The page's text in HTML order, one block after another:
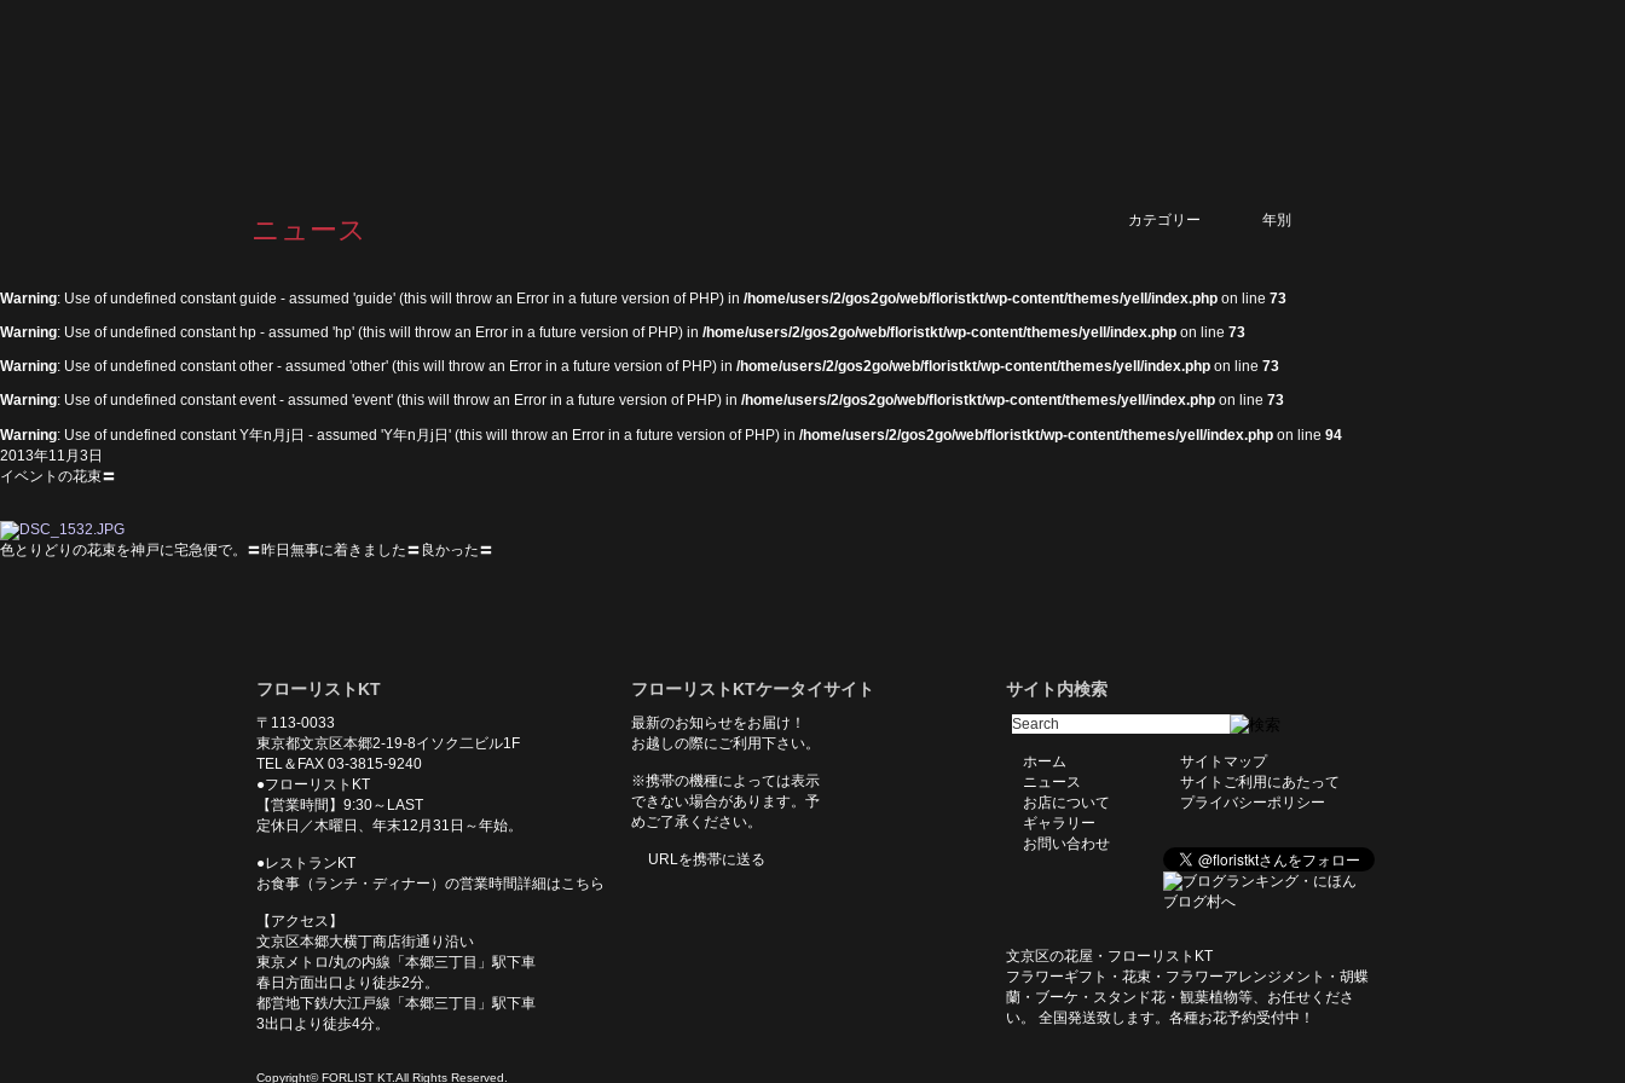
ニュース カテゴリー 年別
Warning: Use of undefined constant guide - assumed 'guide' (this will throw an Error in a future version of PHP) in /home/users/2/gos2go/web/floristkt/wp-content/themes/yell/index.php on line 73
Warning: Use of undefined constant hp - assumed 'hp' (this will throw an Error in a future version of PHP) in /home/users/2/gos2go/web/floristkt/wp-content/themes/yell/index.php on line 73
Warning: Use of undefined constant other - assumed 'other' (this will throw an Error in a future version of PHP) in /home/users/2/gos2go/web/floristkt/wp-content/themes/yell/index.php on line 73
Warning: Use of undefined constant event - assumed 'event' (this will throw an Error in a future version of PHP) in /home/users/2/gos2go/web/floristkt/wp-content/themes/yell/index.php on line 73
Warning: Use of undefined constant Y年n月j日 - assumed 'Y年n月j日' (this will throw an Error in a future version of PHP) in /home/users/2/gos2go/web/floristkt/wp-content/themes/yell/index.php on line 94
2013年11月3日
イベントの花束〓
色とりどりの花束を神戸に宅急便で。〓昨日無事に着きました〓良かった〓
フローリストKT
〒113-0033
東京都文京区本郷2-19-8イソク二ビル1F
TEL＆FAX 03-3815-9240
●フローリストKT
【営業時間】9:30～LAST
定休日／木曜日、年末12月31日～年始。
●レストランKT
お食事（ランチ・ディナー）の営業時間詳細はこちら
【アクセス】
文京区本郷大横丁商店街通り沿い
東京メトロ/丸の内線「本郷三丁目」駅下車
春日方面出口より徒歩2分。
都営地下鉄/大江戸線「本郷三丁目」駅下車
3出口より徒歩4分。
フローリストKTケータイサイト
最新のお知らせをお届け！
お越しの際にご利用下さい。
※携帯の機種によっては表示
できない場合があります。予
めご了承ください。
URLを携帯に送る
サイト内検索
ホーム
ニュース
お店について
ギャラリー
お問い合わせ
サイトマップ
サイトご利用にあたって
プライバシーポリシー
文京区の花屋・フローリストKT
フラワーギフト・花束・フラワーアレンジメント・胡蝶
蘭・ブーケ・スタンド花・観葉植物等、お任せくださ
い。 全国発送致します。各種お花予約受付中！
Copyright© FORLIST KT.All Rights Reserved.